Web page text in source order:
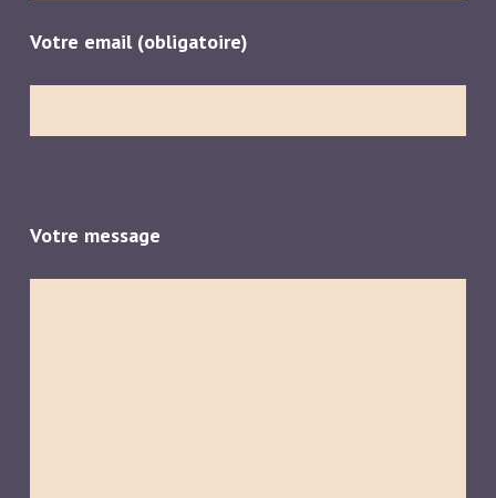
Votre email (obligatoire)
Votre message